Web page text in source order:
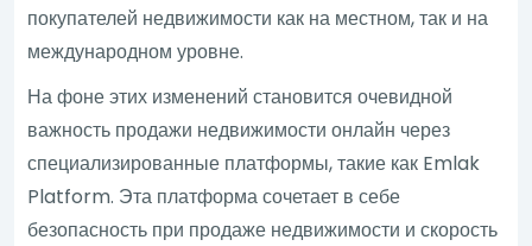
покупателей недвижимости как на местном, так и на
международном уровне.
На фоне этих изменений становится очевидной
важность продажи недвижимости онлайн через
специализированные платформы, такие как Emlak
Platform. Эта платформа сочетает в себе
безопасность при продаже недвижимости и скорость